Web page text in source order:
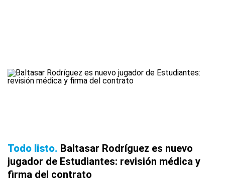
Todo listo Baltasar Rodríguez es nuevo
jugador de Estudiantes: revisión médica y
firma del contrato